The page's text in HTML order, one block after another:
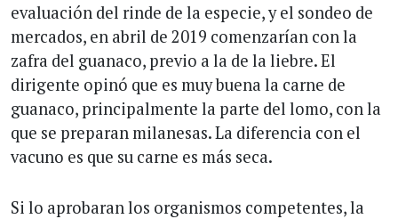
evaluación del rinde de la especie, y el sondeo de
mercados, en abril de 2019 comenzarían con la
zafra del guanaco, previo a la de la liebre. El
dirigente opinó que es muy buena la carne de
guanaco, principalmente la parte del lomo, con la
que se preparan milanesas. La diferencia con el
vacuno es que su carne es más seca.
Si lo aprobaran los organismos competentes, la